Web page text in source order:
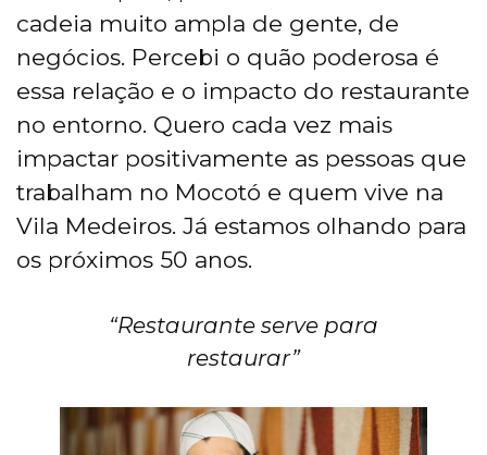
cadeia muito ampla de gente, de
negócios. Percebi o quão poderosa é
essa relação e o impacto do restaurante
no entorno. Quero cada vez mais
impactar positivamente as pessoas que
trabalham no Mocotó e quem vive na
Vila Medeiros. Já estamos olhando para
os próximos 50 anos.
“Restaurante serve para
restaurar”